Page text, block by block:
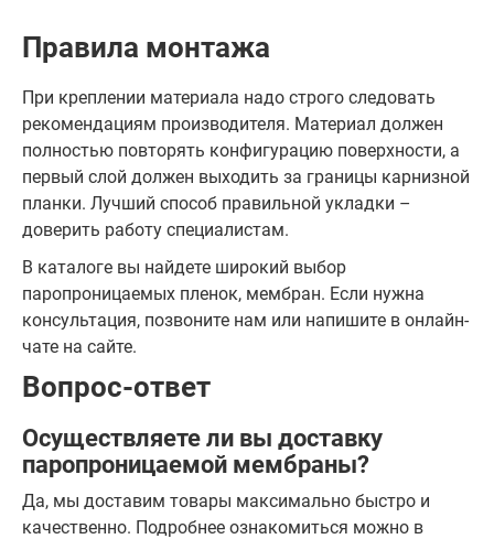
Правила монтажа
При креплении материала надо строго следовать
рекомендациям производителя. Материал должен
полностью повторять конфигурацию поверхности, а
первый слой должен выходить за границы карнизной
планки. Лучший способ правильной укладки –
доверить работу специалистам.
В каталоге вы найдете широкий выбор
паропроницаемых пленок, мембран. Если нужна
консультация, позвоните нам или напишите в онлайн-
чате на сайте.
Вопрос-ответ
Осуществляете ли вы доставку
паропроницаемой мембраны?
Да, мы доставим товары максимально быстро и
качественно. Подробнее ознакомиться можно в